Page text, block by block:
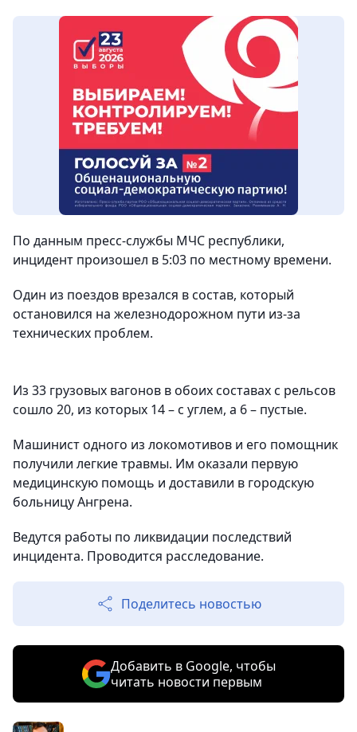
По данным пресс-службы МЧС республики,
инцидент произошел в 5:03 по местному времени.
Один из поездов врезался в состав, который
остановился на железнодорожном пути из-за
технических проблем.
Из 33 грузовых вагонов в обоих составах с рельсов
сошло 20, из которых 14 – с углем, а 6 – пустые.
Машинист одного из локомотивов и его помощник
получили легкие травмы. Им оказали первую
медицинскую помощь и доставили в городскую
больницу Ангрена.
Ведутся работы по ликвидации последствий
инцидента. Проводится расследование.
Поделитесь новостью
Добавить в Google, чтобы
читать новости первым